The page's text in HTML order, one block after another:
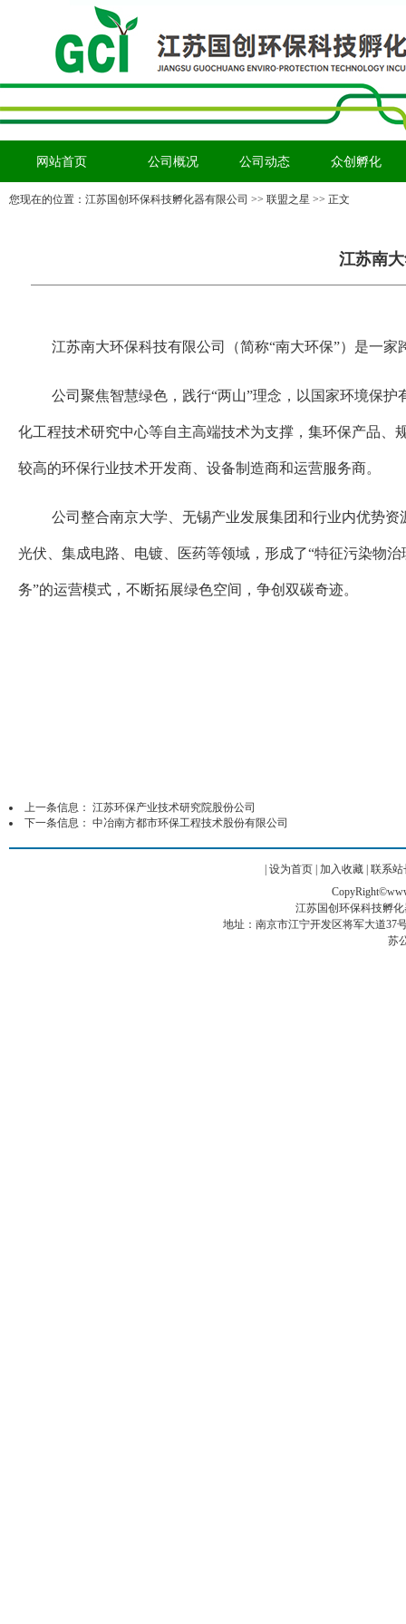
网站首页 公司概况 公司动态 众创孵化
您现在的位置： 江苏国创环保科技孵化器有限公司 >> 联盟之星 >> 正文
江苏南
江苏南大环保科技有限公司（简称“南大环保”）是一
公司聚焦智慧绿色，践行“两山”理念，以国家环境保
化工程技术研究中心等自主高端技术为支撑，集环保产品
较高的环保行业技术开发商、设备制造商和运营服务商。
公司整合南京大学、无锡产业发展集团和行业内优势
光伏、集成电路、电镀、医药等领域，形成了“特征污染物
务”的运营模式，不断拓展绿色空间，争创双碳奇迹。
上一条信息： 江苏环保产业技术研究院股份公司
下一条信息： 中冶南方都市环保工程技术股份有限公司
设为首页 加入收藏 联系站
江苏国创环保科技孵
地址：南京市江宁开发区将军大道37
苏